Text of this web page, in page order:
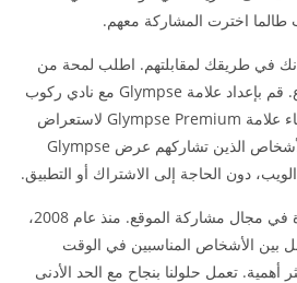
طالما اخترت المشاركة معهم.
في طريقك لمقابلتهم. اطلب لمحة من
زميل تأخر في حضور الاجتماع. قم بإعداد علامة Glympse مع نادي ركوب
الدراجات الخاص بك. قم بإنشاء علامة Glympse Premium لاستعراض
سانتا المحلي القادم. يمكن للأشخاص الذين تشاركهم عرض Glympse
دون الحاجة إلى الاشتراك أو التطبيق.
Glympse هي الشركة الرائدة في مجال مشاركة الموقع. منذ عام 2008،
بين الأشخاص المناسبين في الوقت
أهمية. تعمل حلولنا بنجاح مع الحد الأدنى